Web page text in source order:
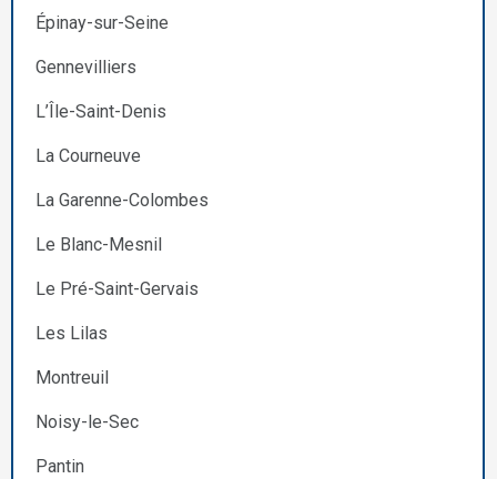
Épinay-sur-Seine
Gennevilliers
L’Île-Saint-Denis
La Courneuve
La Garenne-Colombes
Le Blanc-Mesnil
Le Pré-Saint-Gervais
Les Lilas
Montreuil
Noisy-le-Sec
Pantin